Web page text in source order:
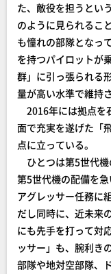
た、敵役を担うとい
のように見られるこ
も憧れの部隊となっ
を持つパイロットが
群」に引っ張られる
量が高い水準で維持
2016年には拠点を
面で充実を遂げた「
点に立っている。
ひとつは第5世代
第5世代機の配備を
アグレッサー任務に
だし同時に、近未来
にも先手を打って対
ッサー」も、腕利き
部隊や地対空部隊、